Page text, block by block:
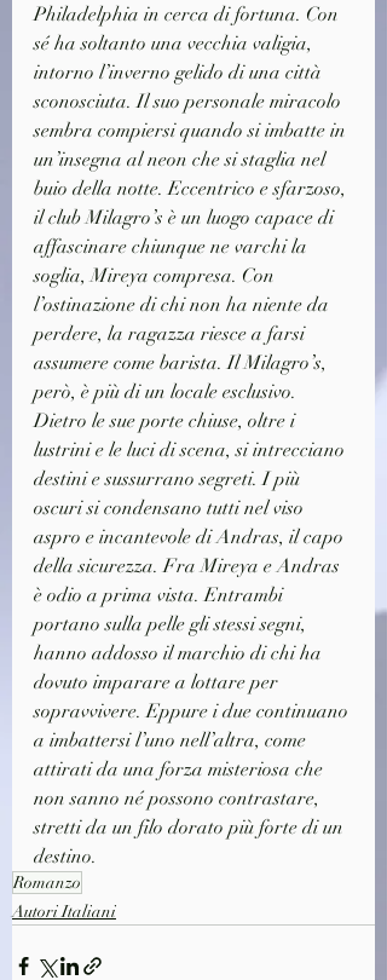
Philadelphia in cerca di fortuna. Con
sé ha soltanto una vecchia valigia,
intorno l’inverno gelido di una città
sconosciuta. Il suo personale miracolo
sembra compiersi quando si imbatte in
un’insegna al neon che si staglia nel
buio della notte. Eccentrico e sfarzoso,
il club Milagro’s è un luogo capace di
affascinare chiunque ne varchi la
soglia, Mireya compresa. Con
l’ostinazione di chi non ha niente da
perdere, la ragazza riesce a farsi
assumere come barista. Il Milagro’s,
però, è più di un locale esclusivo.
Dietro le sue porte chiuse, oltre i
lustrini e le luci di scena, si intrecciano
destini e sussurrano segreti. I più
oscuri si condensano tutti nel viso
aspro e incantevole di Andras, il capo
della sicurezza. Fra Mireya e Andras
è odio a prima vista. Entrambi
portano sulla pelle gli stessi segni,
hanno addosso il marchio di chi ha
dovuto imparare a lottare per
sopravvivere. Eppure i due continuano
a imbattersi l’uno nell’altra, come
attirati da una forza misteriosa che
non sanno né possono contrastare,
stretti da un filo dorato più forte di un
destino.
Romanzo
Autori Italiani